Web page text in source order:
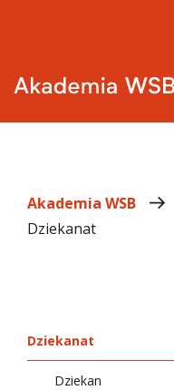
Akademia WSB
Dziekanat
Dziekanat
Dziekan